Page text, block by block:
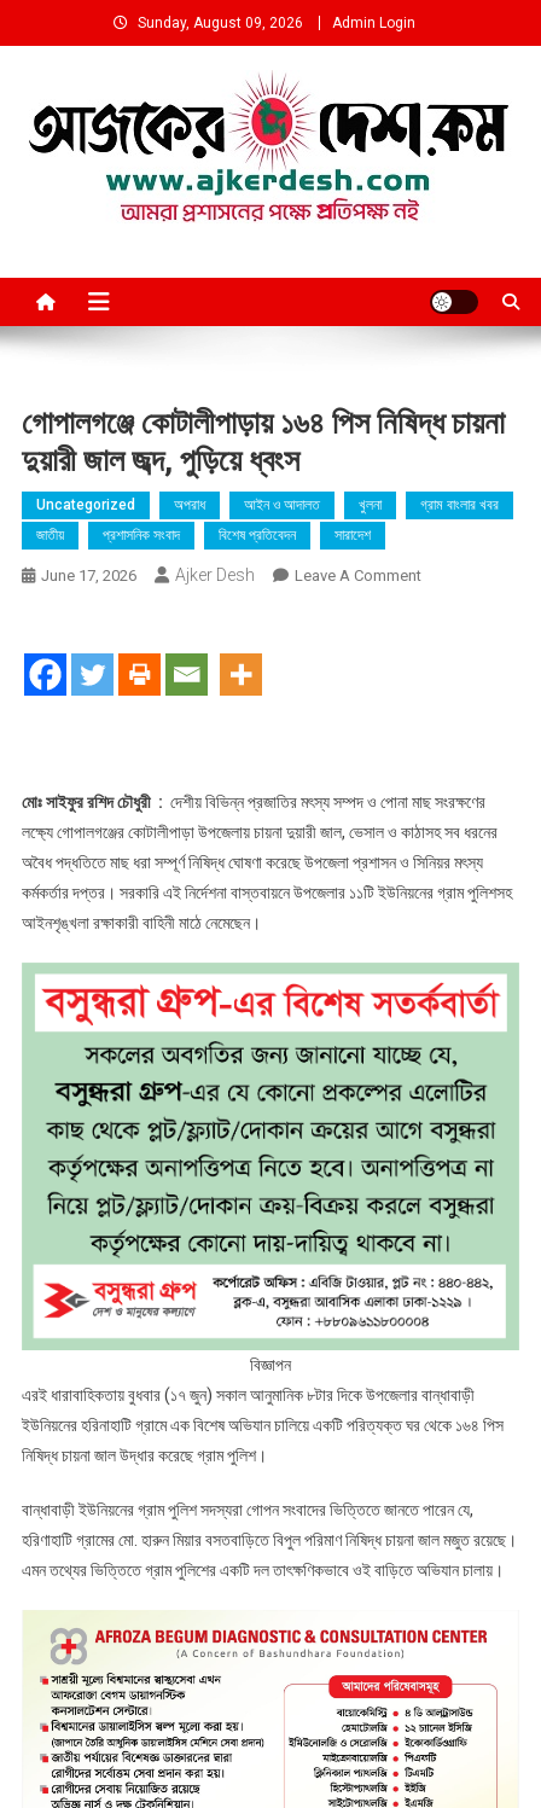
to
Sunday, August 09, 2026 Admin Login
গোপালগঞ্জে কোটালীপাড়ায় ১৬৪ পিস নিষিদ্ধ চায়না
দুয়ারী জাল জব্দ, পুড়িয়ে ধ্বংস
Uncategorized অপরাধ আইন ও আদালত খুলনা
গ্রাম বাংলার খবর
জাতীয়
প্রশাসনিক সংবাদ বিশেষ প্রতিবেদন সারাদেশ
June 17, 2026 Ajker Desh Leave A CommentOn
জাল
জব্দ,
পুড়িয়ে
মোঃ সাইফুর রশিদ চৌধুরী : দেশীয় বিভিন্ন প্রজাতির মৎস্য সম্পদ ও পোনা মাছ সংরক্ষণের
লক্ষ্যে গোপালগঞ্জের কোটালীপাড়া উপজেলায় চায়না দুয়ারী জাল, ভেসাল ও কাঠাসহ সব ধরনের
অবৈধ পদ্ধতিতে মাছ ধরা সম্পূর্ণ নিষিদ্ধ ঘোষণা করেছে উপজেলা প্রশাসন ও সিনিয়র মৎস্য
কর্মকর্তার দপ্তর। সরকারি এই নির্দেশনা বাস্তবায়নে উপজেলার ১১টি ইউনিয়নের গ্রাম পুলিশসহ
আইনশৃঙ্খলা রক্ষাকারী বাহিনী মাঠে নেমেছেন।
বিজ্ঞাপন
এরই ধারাবাহিকতায় বুধবার (১৭ জুন) সকাল আনুমানিক ৮টার দিকে উপজেলার বান্ধাবাড়ী
ইউনিয়নের হরিনাহাটি গ্রামে এক বিশেষ অভিযান চালিয়ে একটি পরিত্যক্ত ঘর থেকে ১৬৪ পিস
নিষিদ্ধ চায়না জাল উদ্ধার করেছে গ্রাম পুলিশ।
বান্ধাবাড়ী ইউনিয়নের গ্রাম পুলিশ সদস্যরা গোপন সংবাদের ভিত্তিতে জানতে পারেন যে,
হরিণাহাটি গ্রামের মো. হারুন মিয়ার বসতবাড়িতে বিপুল পরিমাণ নিষিদ্ধ চায়না জাল মজুত রয়েছে।
এমন তথ্যের ভিত্তিতে গ্রাম পুলিশের একটি দল তাৎক্ষণিকভাবে ওই বাড়িতে অভিযান চালায়।